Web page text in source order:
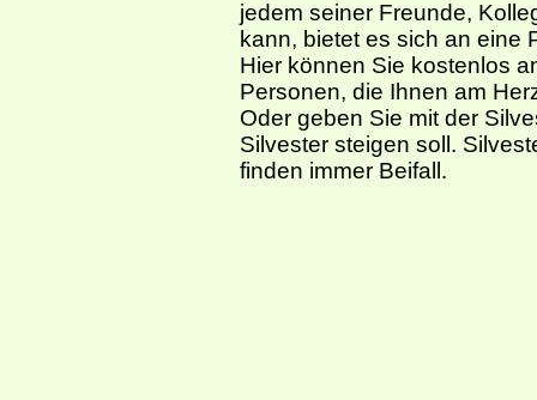
jedem seiner Freunde,
kann, bietet es sich an eine
Hier können Sie kostenlos
Personen, die Ihnen am
Oder geben Sie mit der
Silvester steigen soll.
finden immer Beifall.